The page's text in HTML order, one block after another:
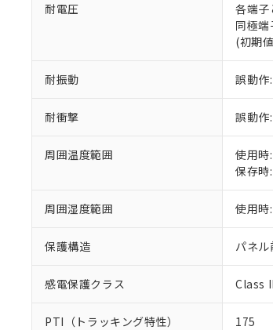
耐電圧
各端
同極
(初期
耐振動 誤動
耐衝撃 誤動
周囲温度範囲
使用
保存
周囲湿度範囲 使用
保護構造 パネ
感電保護クラス Class II
PTI（トラッキング特性） 175
※
ま
混
既
り